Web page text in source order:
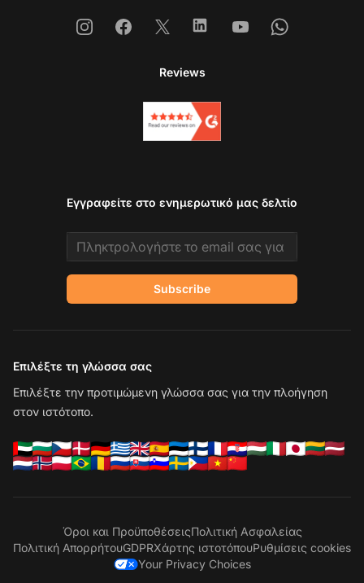
InstagramFacebook
X LinkedinYoutubeWhatsapp
Reviews
Εγγραφείτε στο ενημερωτικό μας δελτίο
Email address
Subscribe
Επιλέξτε τη γλώσσα σας
Επιλέξτε την προτιμώμενη γλώσσα σας για την πλοήγηση
στον ιστότοπο.
Όροι και ΠροϋποθέσειςΠολιτική Ασφαλείας
Πολιτική ΑπορρήτουGDPRΧάρτης ιστοτόπουΡυθμίσεις cookies
Your Privacy Choices